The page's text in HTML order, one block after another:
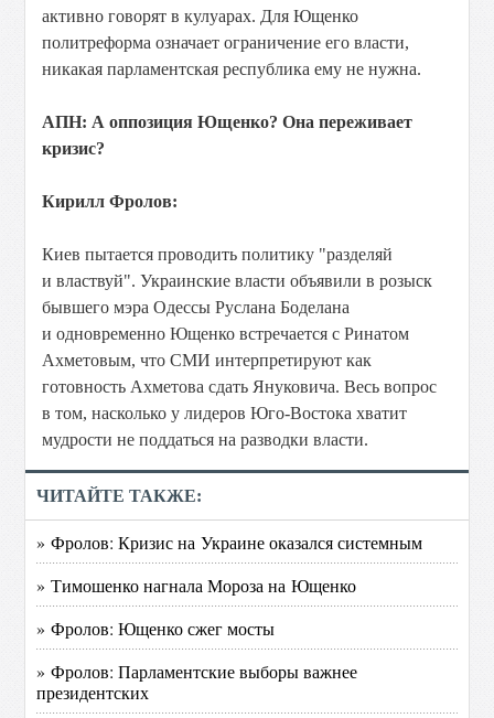
активно говорят в кулуарах. Для Ющенко
политреформа означает ограничение его власти,
никакая парламентская республика ему не нужна.
АПН: А оппозиция Ющенко? Она переживает
кризис?
Кирилл Фролов:
Киев пытается проводить политику "разделяй
и властвуй". Украинские власти объявили в розыск
бывшего мэра Одессы Руслана Боделана
и одновременно Ющенко встречается с Ринатом
Ахметовым, что СМИ интерпретируют как
готовность Ахметова сдать Януковича. Весь вопрос
в том, насколько у лидеров Юго-Востока хватит
мудрости не поддаться на разводки власти.
ЧИТАЙТЕ ТАКЖЕ:
» Фролов: Кризис на Украине оказался системным
» Тимошенко нагнала Мороза на Ющенко
» Фролов: Ющенко сжег мосты
» Фролов: Парламентские выборы важнее
президентских